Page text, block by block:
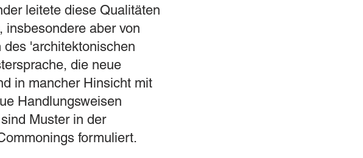
leitete diese Qualitäten
insbesondere aber von
'architektonischen
die neue
in mancher Hinsicht mit
Handlungsweisen
Muster in der
formuliert.